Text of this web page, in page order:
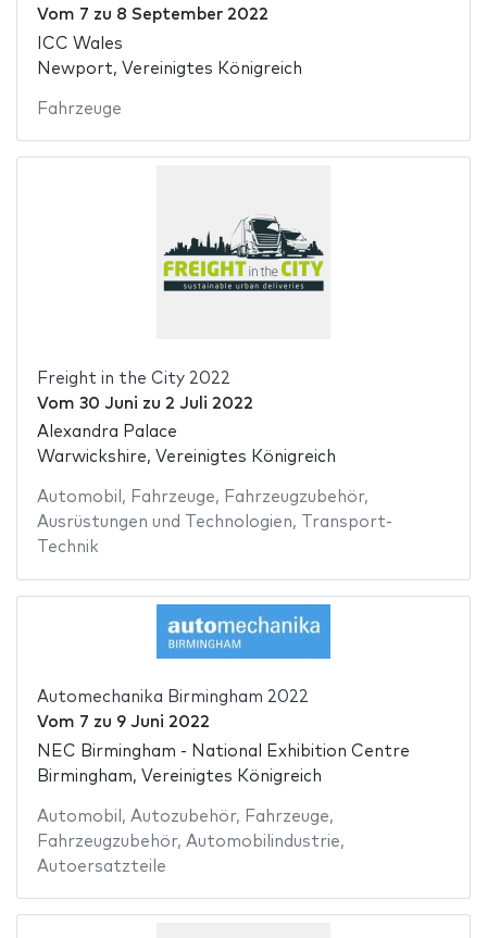
Vom 7 zu 8 September 2022
ICC Wales
Newport, Vereinigtes Königreich
Fahrzeuge
Freight in the City 2022
Vom 30 Juni zu 2 Juli 2022
Alexandra Palace
Warwickshire, Vereinigtes Königreich
Automobil , Fahrzeuge, Fahrzeugzubehör,
Ausrüstungen und Technologien,
Transport-
Technik
Automechanika Birmingham 2022
Vom 7 zu 9 Juni 2022
NEC Birmingham - National Exhibition Centre
Birmingham, Vereinigtes Königreich
Automobil , Autozubehör, Fahrzeuge,
Fahrzeugzubehör, Automobilindustrie,
Autoersatzteile